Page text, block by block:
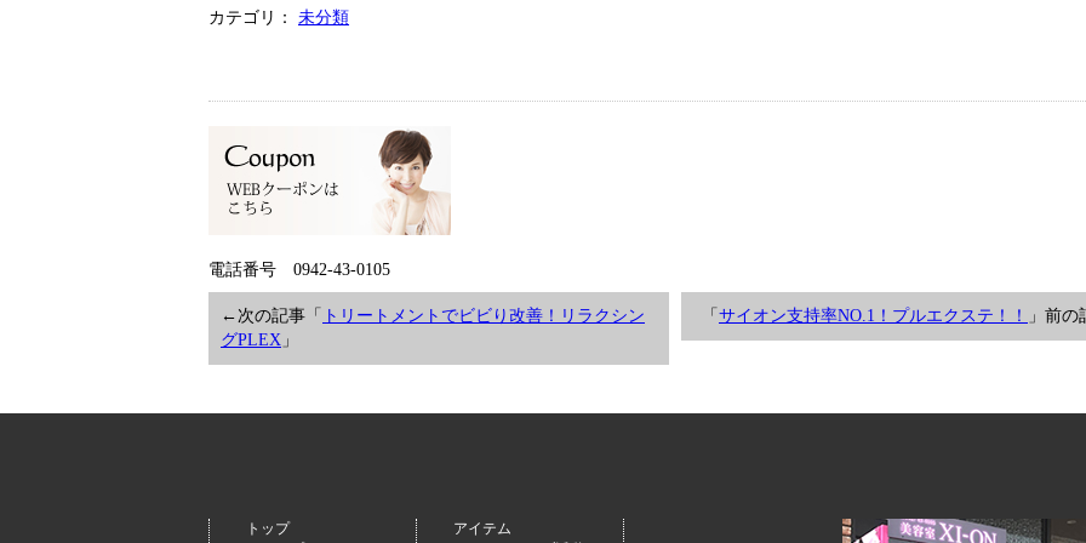
カテゴリ： 未分類
電話番号 0942-43-0105
「 サイオン支持率NO.1！プルエクステ！！ 」前
←次の記事「
トリートメントでビビり改善！リラクシン
グPLEX 」
トップ
アイテム